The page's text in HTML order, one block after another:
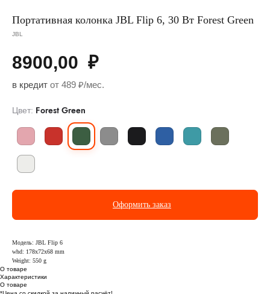
Портативная колонка JBL Flip 6, 30 Вт Forest Green
JBL
8900,00 ₽
в кредит от 489 ₽/мес.
Цвет: Forest Green
Оформить заказ
Модель: JBL Flip 6
whd: 178x72x68 mm
Weight: 550 g
О товаре
Характеристики
О товаре